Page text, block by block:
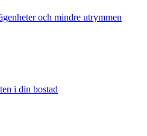
och mindre utrymmen
i din bostad